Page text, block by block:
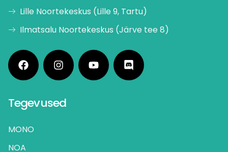
Lille Noortekeskus (Lille 9, Tartu)
Ilmatsalu Noortekeskus (Järve tee 8)
Tegevused
MONO
NOA